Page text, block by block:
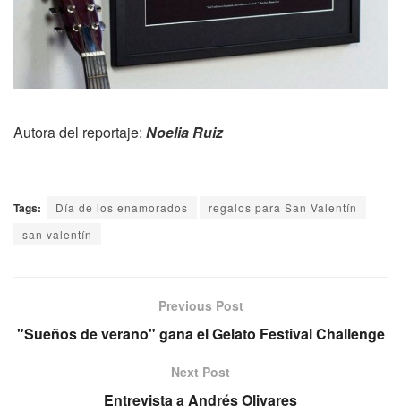
Autora del reportaje: Noelia Ruiz
Tags: Día de los enamorados
regalos para San Valentín
san valentín
Previous Post
"Sueños de verano" gana el Gelato Festival Challenge
Next Post
Entrevista a Andrés Olivares